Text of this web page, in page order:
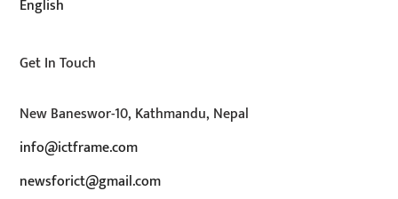
English
Get In Touch
New Baneswor-10, Kathmandu, Nepal
info@ictframe.com
newsforict@gmail.com